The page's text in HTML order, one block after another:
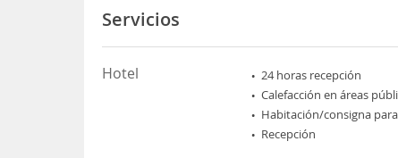
Servicios
Hotel 24 horas recepción
Calefacción en áreas
Habitación/consigna
Recepción